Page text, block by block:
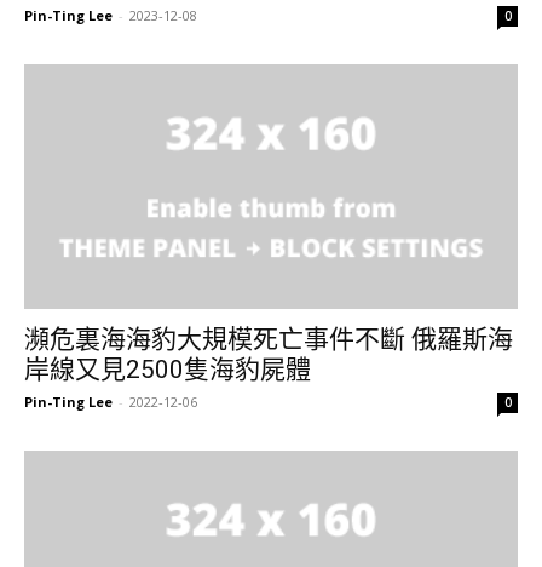
Pin-Ting Lee - 2023-12-08 0
瀕危裏海海豹大規模死亡事件不斷 俄羅斯海
岸線又見2500隻海豹屍體
Pin-Ting Lee - 2022-12-06 0